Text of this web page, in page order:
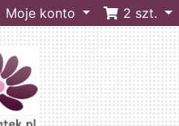
Moje konto 2 szt.